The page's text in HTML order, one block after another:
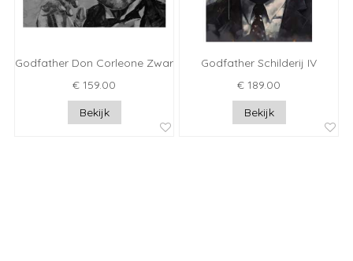
Godfather Don Corleone Zwart Wit
€ 159.00
Bekijk
Godfather Schilderij IV
€ 189.00
Bekijk